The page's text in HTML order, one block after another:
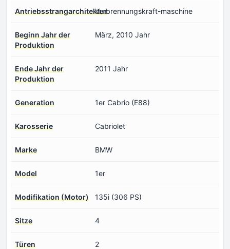
AntriebsstrangarchitekturVerbrennungskraft-maschine
Beginn Jahr der
Produktion
März, 2010 Jahr
Ende Jahr der
Produktion
2011 Jahr
Generation 1er Cabrio (E88)
Karosserie Cabriolet
Marke BMW
Model 1er
Modifikation (Motor) 135i (306 PS)
Sitze 4
Türen 2